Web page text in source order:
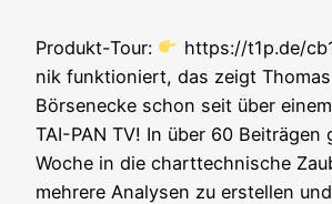
Pro­dukt-Tour:
https://t1p.de/
nik funk­tio­niert, das zeigt
Bör­sen­ecke schon seit über
TAI-PAN TV! In über 60 Bei­trä­gen
Woche in die chart­tech­ni­sche
meh­re­re Ana­ly­sen zu erstel­len